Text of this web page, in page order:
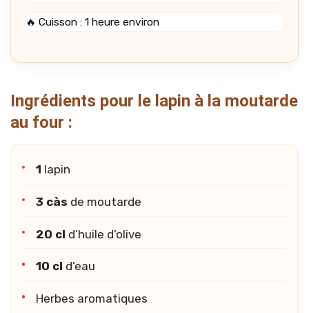
🔥 Cuisson : 1 heure environ
Ingrédients pour le lapin à la moutarde
au four :
1 lapin
3 càs de moutarde
20 cl d’huile d’olive
10 cl d’eau
Herbes aromatiques